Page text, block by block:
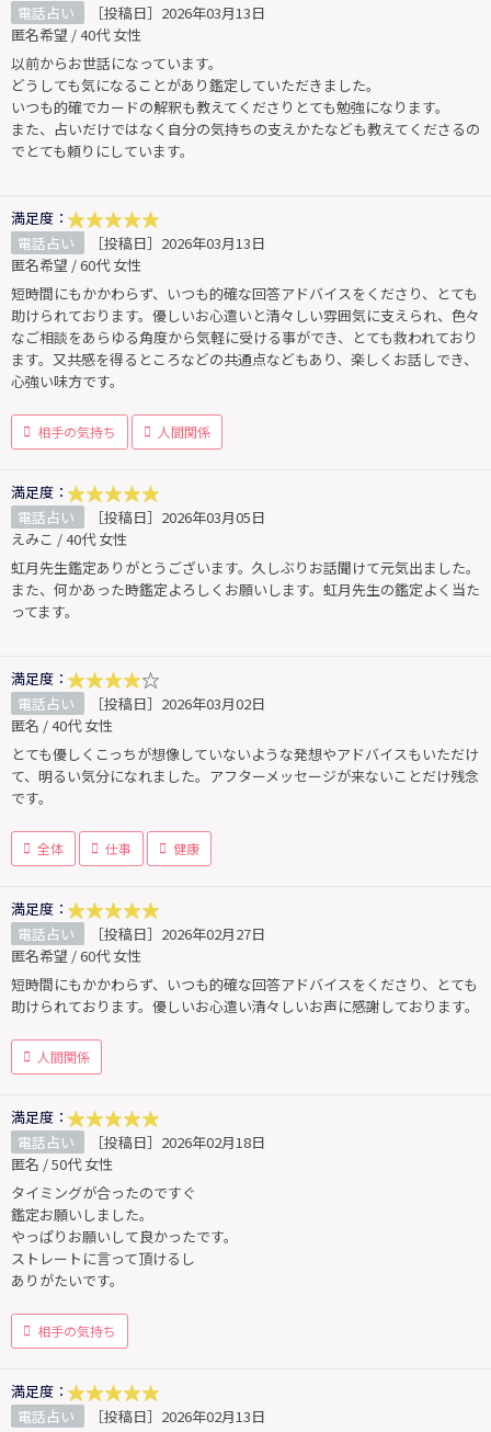
電話占い
［投稿日］2026年03月13日
匿名希望 / 40代 女性
以前からお世話になっています。
どうしても気になることがあり鑑定していただきました。
いつも的確でカードの解釈も教えてくださりとても勉強になります。
また、占いだけではなく自分の気持ちの支えかたなども教えてくださるの
でとても頼りにしています。
満足度：
電話占い
［投稿日］2026年03月13日
匿名希望 / 60代 女性
短時間にもかかわらず、いつも的確な回答アドバイスをくださり、とても
助けられております。優しいお心遣いと清々しい雰囲気に支えられ、色々
なご相談をあらゆる角度から気軽に受ける事ができ、とても救われており
ます。又共感を得るところなどの共通点などもあり、楽しくお話しでき、
心強い味方です。
相手の気持ち 人間関係
満足度：
電話占い
［投稿日］2026年03月05日
えみこ / 40代 女性
虹月先生鑑定ありがとうございます。久しぶりお話聞けて元気出ました。
また、何かあった時鑑定よろしくお願いします。虹月先生の鑑定よく当た
ってます。
満足度：
電話占い
［投稿日］2026年03月02日
匿名 / 40代 女性
とても優しくこっちが想像していないような発想やアドバイスもいただけ
て、明るい気分になれました。アフターメッセージが来ないことだけ残念
です。
全体 仕事 健康
満足度：
電話占い
［投稿日］2026年02月27日
匿名希望 / 60代 女性
短時間にもかかわらず、いつも的確な回答アドバイスをくださり、とても
助けられております。優しいお心遣い清々しいお声に感謝しております。
人間関係
満足度：
電話占い
［投稿日］2026年02月18日
匿名 / 50代 女性
タイミングが合ったのですぐ
鑑定お願いしました。
やっぱりお願いして良かったです。
ストレートに言って頂けるし
ありがたいです。
相手の気持ち
満足度：
電話占い
［投稿日］2026年02月13日